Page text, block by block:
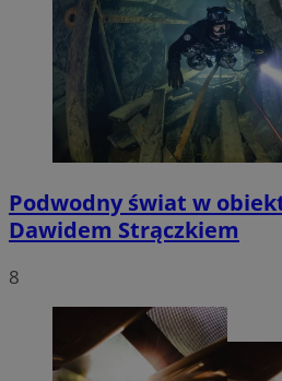
Podwodny świat w
Dawidem Strączkiem
8